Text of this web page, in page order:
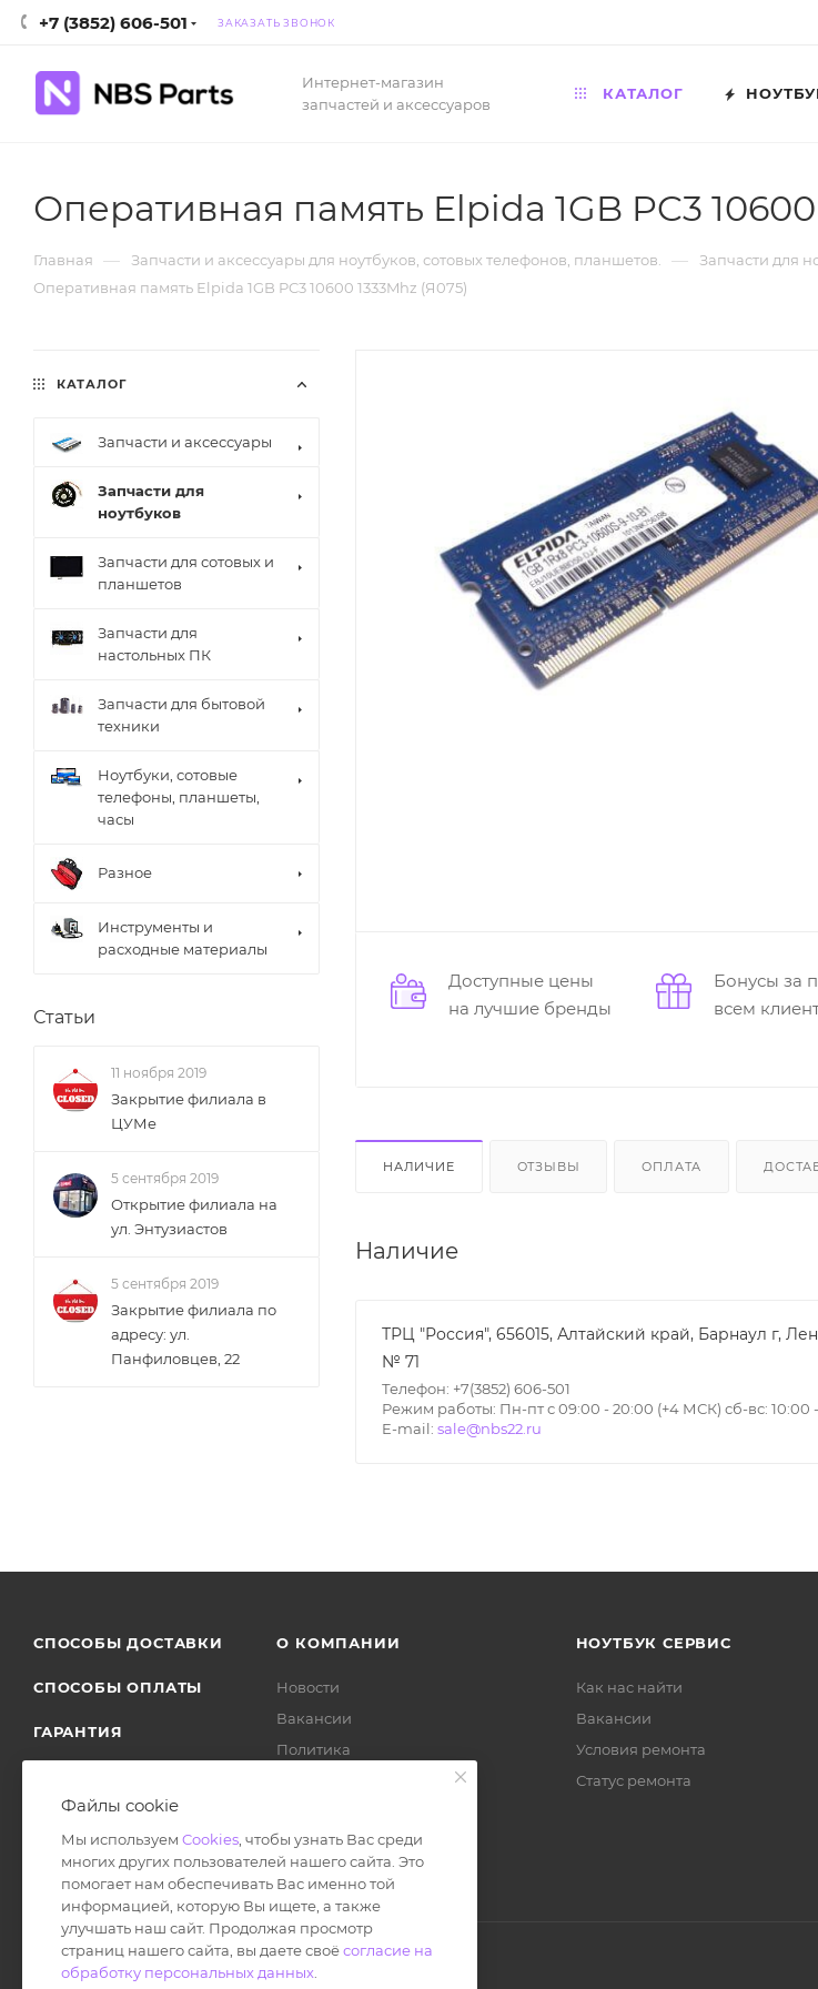
+7 (3852) 606-501 ЗАКАЗАТЬ ЗВОНОК
Интернет-магазин
запчастей и аксессуаров
КАТАЛОГ
Оперативная память Elpida 1GB PC3
Главная — Запчасти и аксессуары для ноутбуков, сотовых телефонов, планшетов. — Запчасти для
Оперативная память Elpida 1GB PC3 10600 1333Mhz (Я075)
Доступные цены
на лучшие бренды
Бонусы за
всем
НАЛИЧИЕ ОТЗЫВЫ ОПЛАТА
Наличие
ТРЦ "Россия", 656015, Алтайский край, Барнаул г,
№ 71
Телефон: +7(3852) 606-501
Режим работы: Пн-пт с 09:00 - 20:00 (+4 МСК) сб-вс: 10:00
E-mail: sale@nbs22.ru
КАТАЛОГ
Запчасти и аксессуары
Запчасти для
ноутбуков
Запчасти для сотовых и
планшетов
Запчасти для
настольных ПК
Запчасти для бытовой
техники
Ноутбуки, сотовые
телефоны, планшеты,
часы
Разное
Инструменты и
расходные материалы
Статьи
11 ноября 2019
Закрытие филиала в
ЦУМе
5 сентября 2019
Открытие филиала на
ул. Энтузиастов
5 сентября 2019
Закрытие филиала по
адресу: ул.
Панфиловцев, 22
СПОСОБЫ ДОСТАВКИ
СПОСОБЫ ОПЛАТЫ
ГАРАНТИЯ
О КОМПАНИИ
Новости
Вакансии
Политика
НОУТБУК СЕРВИС
Как нас найти
Вакансии
Условия ремонта
Статус ремонта
Файлы cookie
Мы используем Cookies , чтобы узнать Вас среди
многих других пользователей нашего сайта. Это
помогает нам обеспечивать Вас именно той
информацией, которую Вы ищете, а также
улучшать наш сайт. Продолжая просмотр
страниц нашего сайта, вы даете своёсогласие на
обработку персональных данных